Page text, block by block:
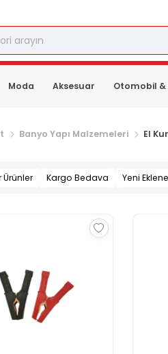
Moda Aksesuar Otomobil
Banyo Yapı Malzemeleri El
Ürünler Kargo Bedava Yeni